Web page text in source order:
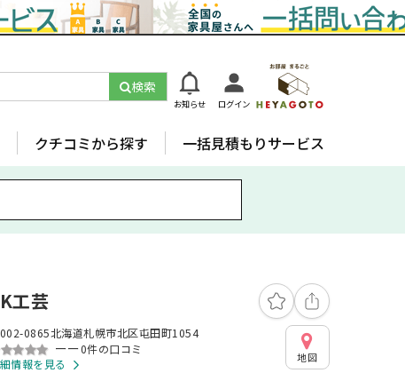
検索
お知らせ ログイン
クチコミから探す 一括見積もりサービス
工芸
0865北海道札幌市北区屯田町1054
ーー0件の口コミ
情報を見る
地図